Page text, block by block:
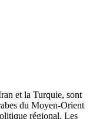
et la Turquie, sont
du Moyen-Orient
régional. Les